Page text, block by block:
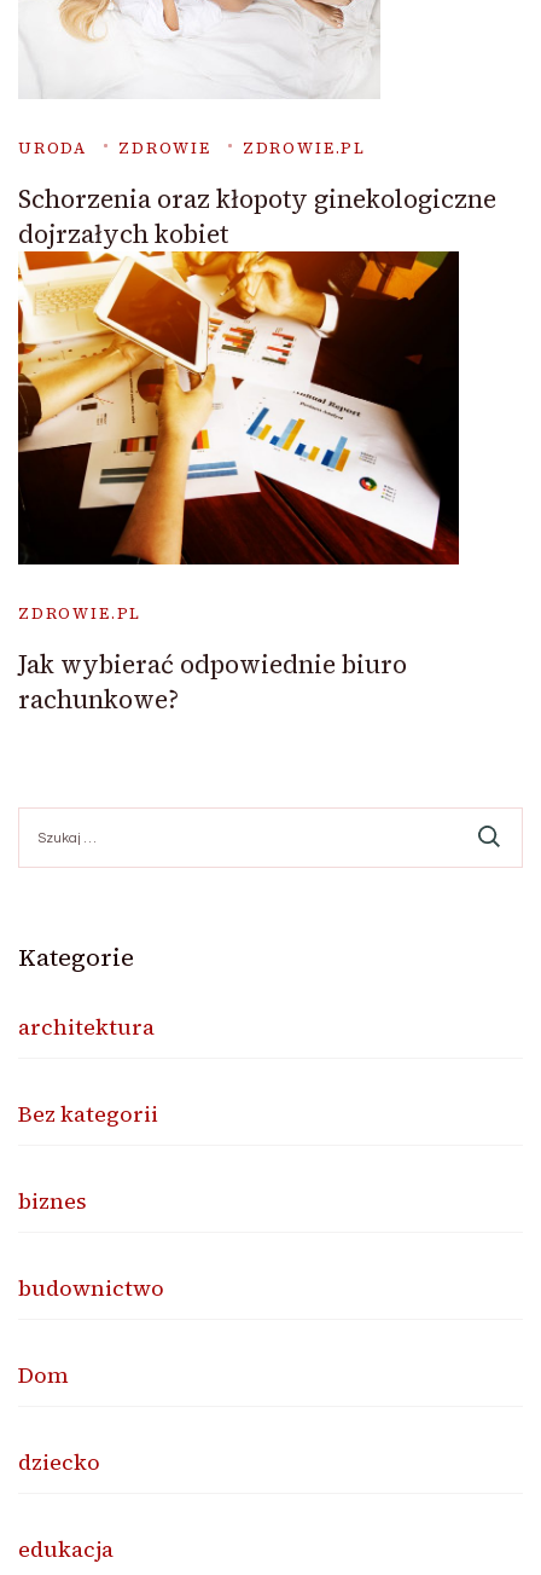
URODA ZDROWIE ZDROWIE.PL
Schorzenia oraz kłopoty ginekologiczne
dojrzałych kobiet
ZDROWIE.PL
Jak wybierać odpowiednie biuro
rachunkowe?
Kategorie
architektura
Bez kategorii
biznes
budownictwo
Dom
dziecko
edukacja